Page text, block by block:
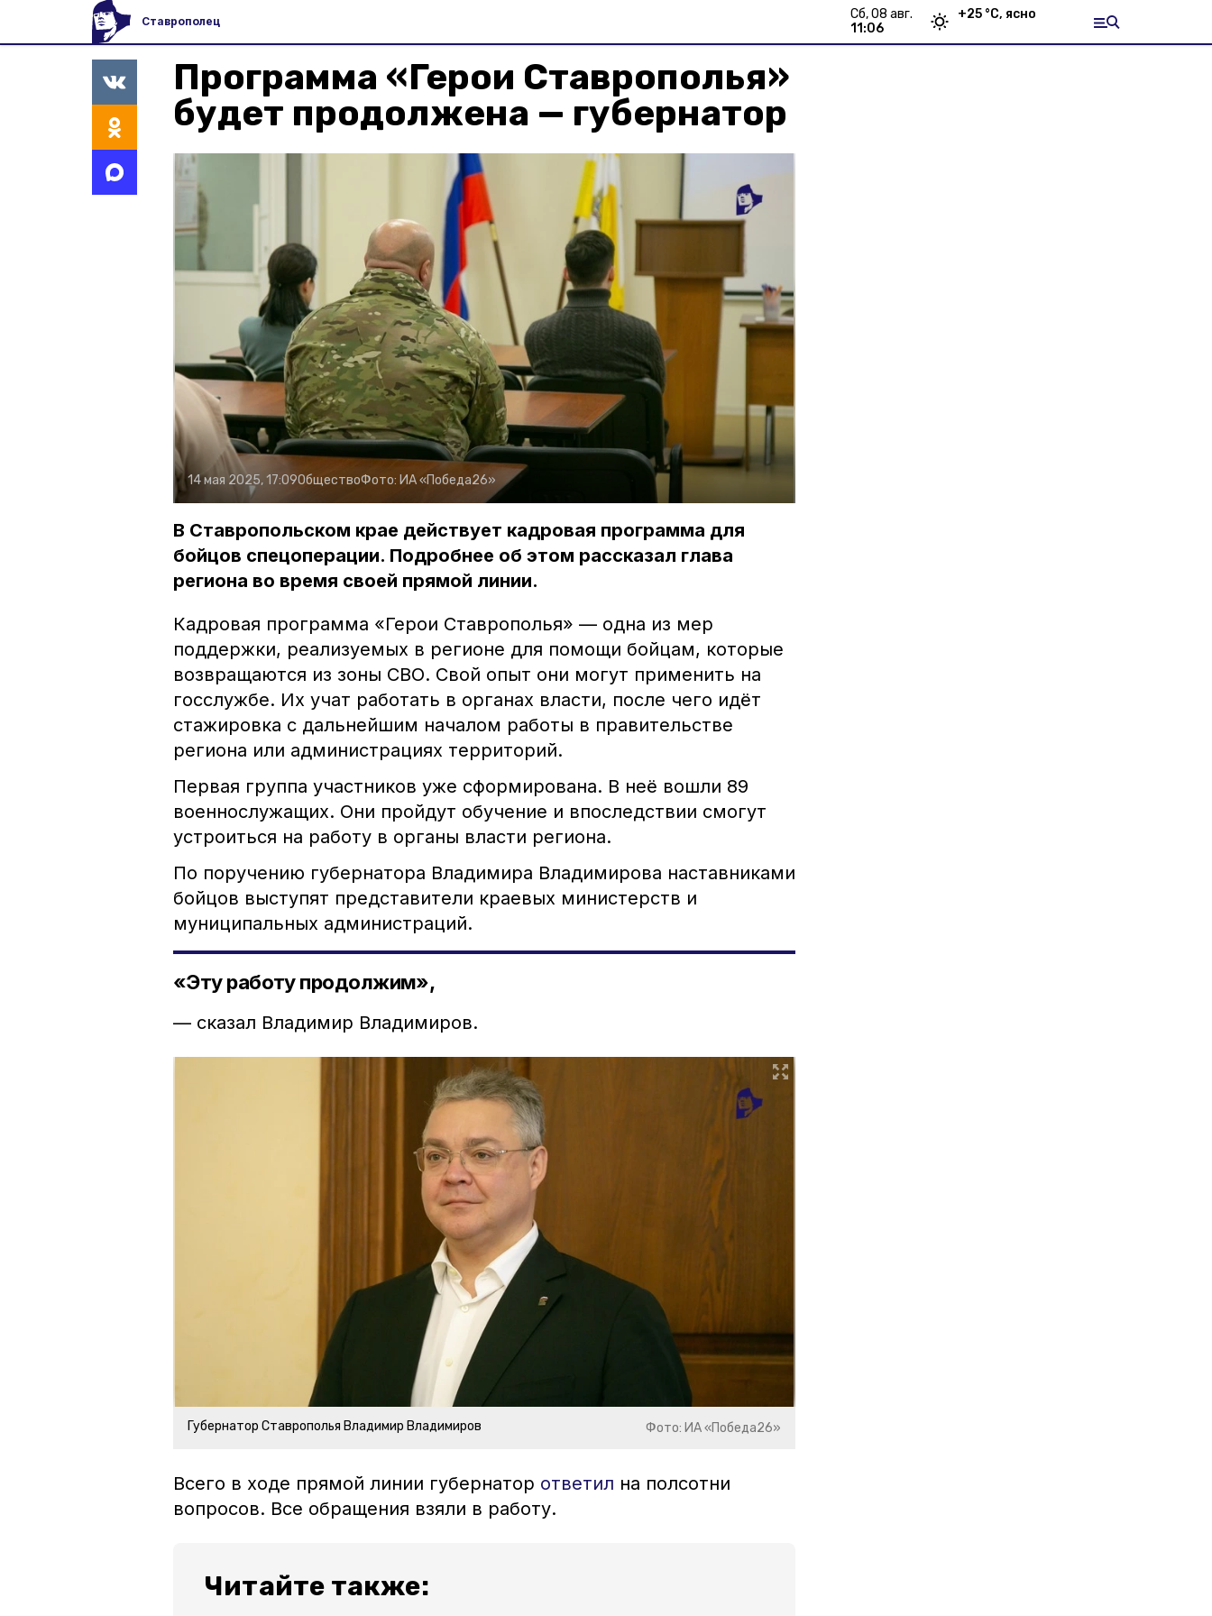
Ставрополец
сб, 08 авг.
11:06
+25 °С, ясно
Программа «Герои Ставрополья»
будет продолжена — губернатор
14 мая 2025, 17:09ОбществоФото: ИА «Победа26»
В Ставропольском крае действует кадровая программа для
бойцов спецоперации. Подробнее об этом рассказал глава
региона во время своей прямой линии.
Кадровая программа «Герои Ставрополья» — одна из мер
поддержки, реализуемых в регионе для помощи бойцам, которые
возвращаются из зоны СВО. Свой опыт они могут применить на
госслужбе. Их учат работать в органах власти, после чего идёт
стажировка с дальнейшим началом работы в правительстве
региона или администрациях территорий.
Первая группа участников уже сформирована. В неё вошли 89
военнослужащих. Они пройдут обучение и впоследствии смогут
устроиться на работу в органы власти региона.
По поручению губернатора Владимира Владимирова наставниками
бойцов выступят представители краевых министерств и
муниципальных администраций.
«Эту работу продолжим»,
— сказал Владимир Владимиров.
Губернатор Ставрополья Владимир Владимиров Фото: ИА «Победа26»
Всего в ходе прямой линии губернатор ответил на полсотни
вопросов. Все обращения взяли в работу.
Читайте также: